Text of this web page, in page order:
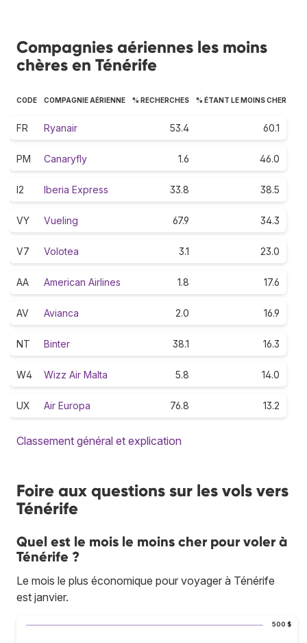
Compagnies aériennes les moins
chères en Ténérife
CODE COMPAGNIE AÉRIENNE % RECHERCHES % ÉTANT LE MOINS CHER
FR Ryanair 53.4 60.1
PM Canaryfly 1.6 46.0
I2 Iberia Express 33.8 38.5
VY Vueling 67.9 34.3
V7 Volotea 3.1 23.0
AA American Airlines 1.8 17.6
AV Avianca 2.0 16.9
NT Binter 38.1 16.3
W4 Wizz Air Malta 5.8 14.0
UX Air Europa 76.8 13.2
Classement général et explication
Foire aux questions sur les vols vers
Ténérife
Quel est le mois le moins cher pour voler à
Ténérife ?
Le mois le plus économique pour voyager à Ténérife
est janvier.
500 $